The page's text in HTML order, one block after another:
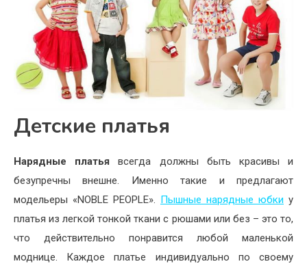
Детские платья
Нарядные платья всегда должны быть красивы и
безупречны внешне. Именно такие и предлагают
модельеры «NOBLE PEOPLE».
Пышные нарядные юбки у
платья из легкой тонкой ткани с рюшами или без – это то,
что действительно понравится любой маленькой
моднице. Каждое платье индивидуально по своему